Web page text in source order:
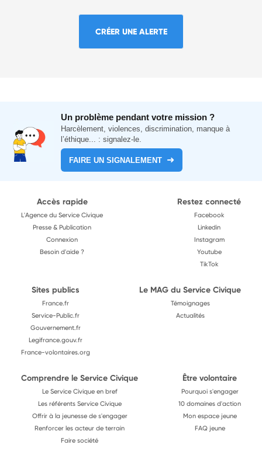
CRÉER UNE ALERTE
Un problème pendant votre mission ?
Harcèlement, violences, discrimination, manque à
l’éthique... : signalez-le.
FAIRE UN SIGNALEMENT
Accès rapide
L'Agence du Service Civique
Presse & Publication
Connexion
Besoin d'aide ?
Restez connecté
Facebook
Linkedin
Instagram
Youtube
TikTok
Sites publics
France.fr
Service-Public.fr
Gouvernement.fr
Legifrance.gouv.fr
France-volontaires.org
Le MAG du Service Civique
Témoignages
Actualités
Comprendre le Service Civique
Le Service Civique en bref
Les référents Service Civique
Offrir à la jeunesse de s'engager
Renforcer les acteur de terrain
Faire société
Être volontaire
Pourquoi s'engager
10 domaines d'action
Mon espace jeune
FAQ jeune